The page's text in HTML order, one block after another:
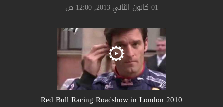
01 كانون الثاني 2013, 12:00 ص
2010 Red Bull Racing Roadshow in London